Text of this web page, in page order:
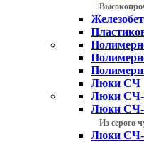
Люки СЧ
Люки СЧ-
Люки СЧ-
Из серого
Люки СЧ-